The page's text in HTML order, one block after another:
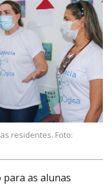
residentes. Foto:
as alunas